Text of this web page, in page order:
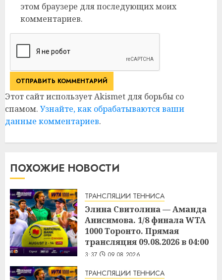
этом браузере для последующих моих
комментариев.
Этот сайт использует Akismet для борьбы со
спамом. Узнайте, как обрабатываются ваши
данные комментариев.
ПОХОЖИЕ НОВОСТИ
ТРАНСЛЯЦИИ ТЕННИСА
Элина Свитолина — Аманда
Анисимова. 1/8 финала WTA
1000 Торонто. Прямая
трансляция 09.08.2026 в 04:00
3:37 09.08.2026
ТРАНСЛЯЦИИ ТЕННИСА